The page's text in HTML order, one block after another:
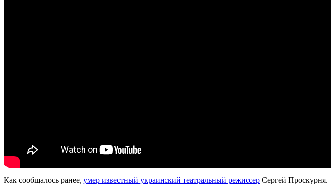
Как сообщалось ранее, умер известный украинский театральный режиссер Сергей Проскурня.